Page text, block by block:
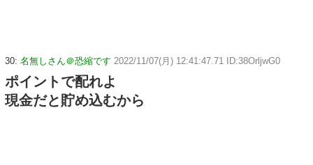
30: 名無しさん＠恐縮です 2022/11/07(月) 12:41:47.71 ID:38OrljwG0
ポイントで配れよ
現金だと貯め込むから